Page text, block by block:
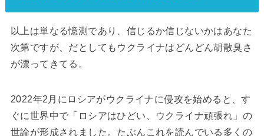
以上は単なる憶測であり、信じるか信じないかはあなた
次第ですが、だとしてもウクライナはどんどん胡散臭さ
が漂ってきてる。
2022年2月にロシアがウクライナに侵攻を始めると、す
ぐに世界中で「ロシアはひどい、ウクライナ頑張れ」の
世論が形成されました。たぶんこれを読んでいる多くの